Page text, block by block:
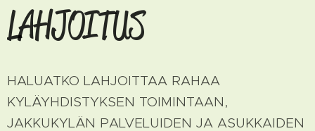
LAHJOITUS
HALUATKO LAHJOITTAA RAHAA
KYLÄYHDISTYKSEN TOIMINTAAN,
JAKKUKYLÄN PALVELUIDEN JA ASUKKAIDEN